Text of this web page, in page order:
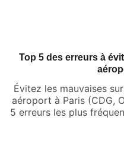
Top 5 des erreurs à
Évitez les mauvaises
aéroport à Paris (CDG,
5 erreurs les plus